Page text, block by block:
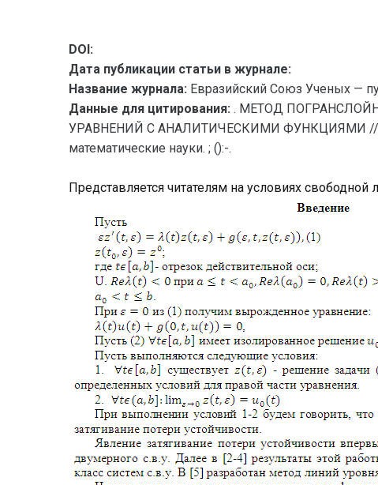
DOI:
Дата публикации статьи в журнале:
Название журнала: Евразийский Союз Ученых —
Данные для цитирования: . МЕТОД
УРАВНЕНИЙ С АНАЛИТИЧЕСКИМИ ФУНКЦИЯМИ //
математические науки. ; ():-.
Представляется читателям на условиях свободной